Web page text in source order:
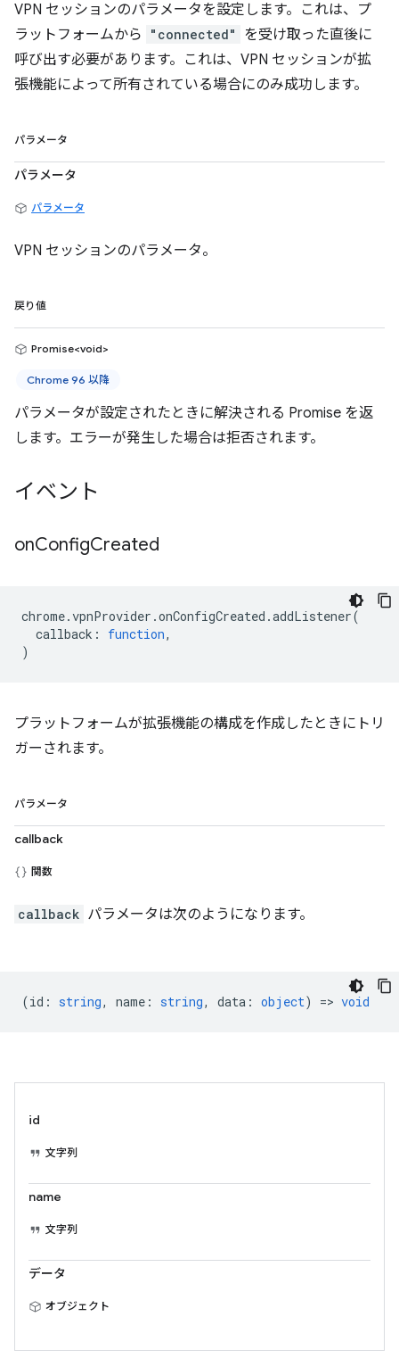
VPN セッションのパラメータを設定します。これは、プ
ラットフォームから
"connected"
を受け取った直後に
呼び出す必要があります。これは、VPN セッションが拡
張機能によって所有されている場合にのみ成功します。
パラメータ
パラメータ
パラメータ
VPN セッションのパラメータ。
戻り値
Promise<void>
Chrome 96 以降
パラメータが設定されたときに解決される Promise を返
します。エラーが発生した場合は拒否されます。
イベント
onConfigCreated
chrome.vpnProvider .onConfigCreated .addListener(
callback : function,
)
プラットフォームが拡張機能の構成を作成したときにトリ
ガーされます。
パラメータ
callback
関数
callback パラメータは次のようになります。
(id : string, name : string, data : object) => void
id
文字列
name
文字列
データ
オブジェクト